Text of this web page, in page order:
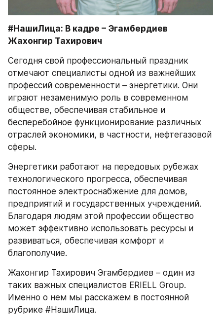
#НашиЛица: В кадре – Эгамбердиев
Жахонгир Тахирович
Сегодня свой профессиональный праздник
отмечают специалисты одной из важнейших
профессий современности – энергетики. Они
играют незаменимую роль в современном
обществе, обеспечивая стабильное и
бесперебойное функционирование различных
отраслей экономики, в частности, нефтегазовой
сферы.
Энергетики работают на передовых рубежах
технологического прогресса, обеспечивая
постоянное электроснабжение для домов,
предприятий и государственных учреждений.
Благодаря людям этой профессии общество
может эффективно использовать ресурсы и
развиваться, обеспечивая комфорт и
благополучие.
Жахонгир Тахирович Эгамбердиев – один из
таких важных специалистов ERIELL Group.
Именно о нем мы расскажем в постоянной
рубрике #НашиЛица.